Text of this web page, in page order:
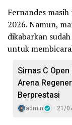
Fernandes
2026. Namun,
dikabarkan
untuk
Sirnas C
Arena
Berprestasi
admin 21/